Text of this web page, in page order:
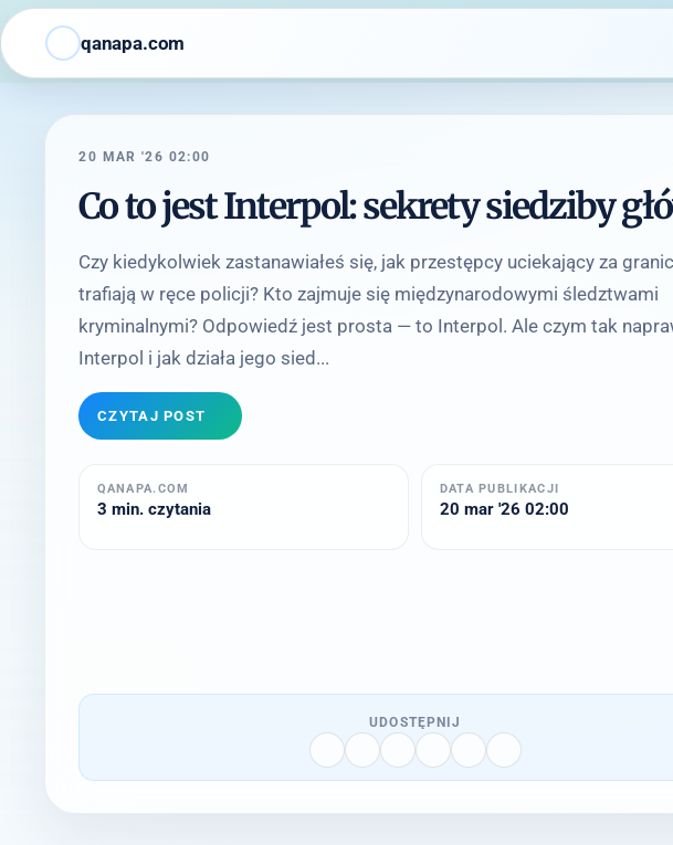
qanapa.com
20 MAR '26 02:00
Co to jest Interpol: sekrety siedziby
Czy kiedykolwiek zastanawiałeś się, jak przestępcy uciekający za
trafiają w ręce policji? Kto zajmuje się międzynarodowymi śledztwami
kryminalnymi? Odpowiedź jest prosta — to Interpol. Ale czym tak
Interpol i jak działa jego sied...
CZYTAJ POST
QANAPA.COM
3 min. czytania
DATA PUBLIKACJI
20 mar '26 02:00
UDOSTĘPNIJ